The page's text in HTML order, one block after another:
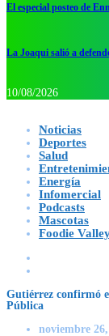
El especial posteo de
La Joaqui salió a
10/08/2026
Noticias
Deportes
Salud
Energía
Infomercial
Podcasts
Mascotas
Foodie
Gutiérrez confirmó
Pública
noviembre 26,